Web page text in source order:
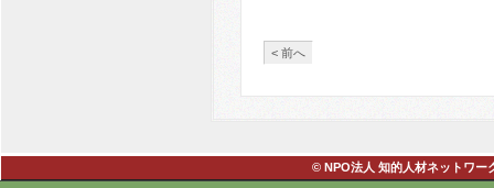
< 前へ
© NPO法人 知的人材ネットワ